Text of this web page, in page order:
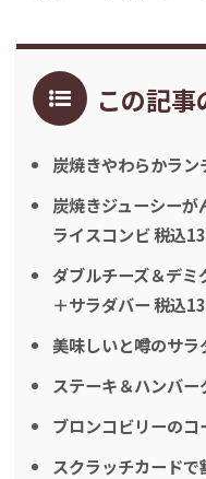
この記
炭焼きやわらかラ
炭焼きジューシーが
ライスコンビ 税込
ダブルチーズ＆デ
＋サラダバー 税込
美味しいと噂のサラ
ステーキ＆ハンバ
ブロンコビリーの
スクラッチカードで